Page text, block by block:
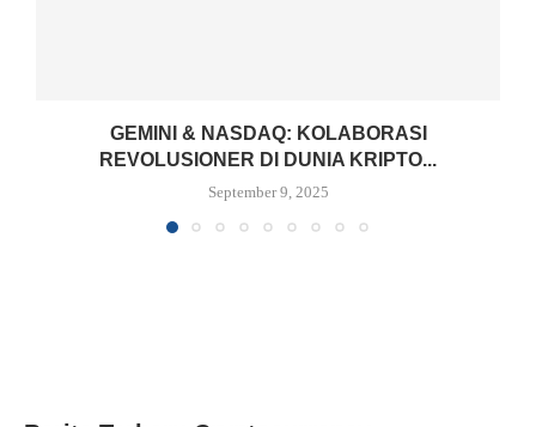
GEMINI & NASDAQ: KOLABORASI
REVOLUSIONER DI DUNIA KRIPTO...
September 9, 2025